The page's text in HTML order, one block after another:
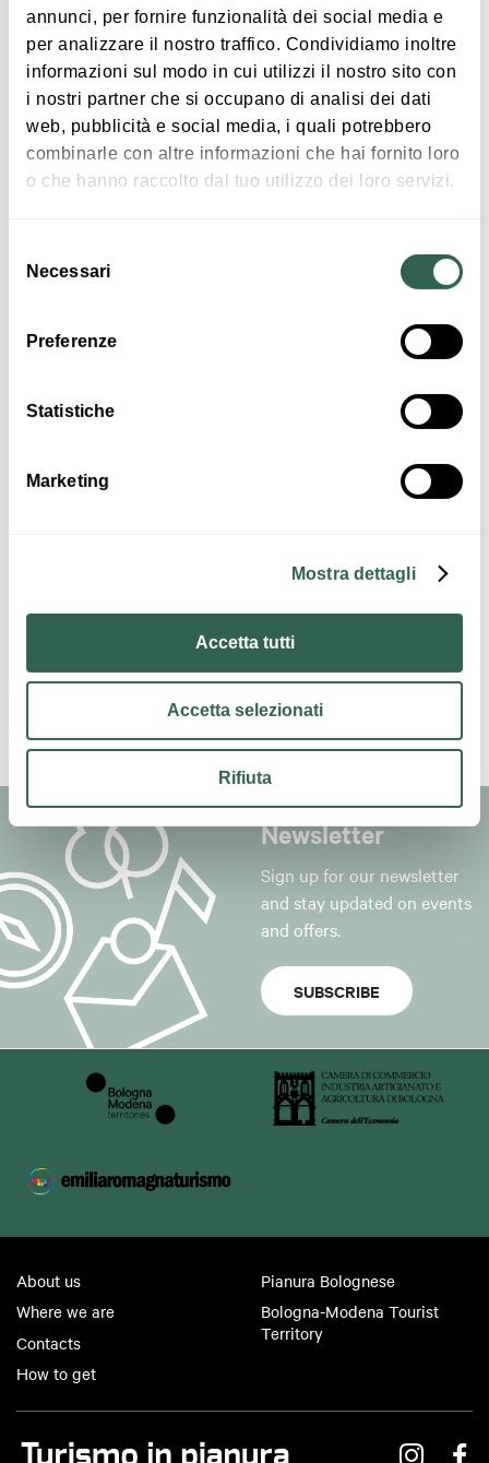
annunci, per fornire funzionalità dei social media e
per analizzare il nostro traffico. Condividiamo inoltre
informazioni sul modo in cui utilizzi il nostro sito con
i nostri partner che si occupano di analisi dei dati
web, pubblicità e social media, i quali potrebbero
combinarle con altre informazioni che hai fornito loro
o che hanno raccolto dal tuo utilizzo dei loro servizi.
delNecessari
Preferenze
Statistiche
Marketing
Mostra dettagli
Accetta tutti
Accetta selezionati
Rifiuta
Happiness Viaggi
Via Bissolati 41
40054 Budrio
HOW TO GET THERE
Newsletter
Sign up for our newsletter
and stay updated on events
and offers.
SUBSCRIBE
About us
Where we are
Contacts
How to get
Pianura Bolognese
Bologna-Modena Tourist
Territory